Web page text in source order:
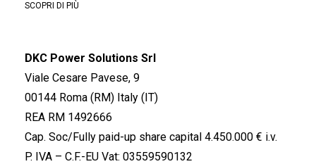
SCOPRI DI PIÙ
DKC Power Solutions Srl
Viale Cesare Pavese, 9
00144 Roma (RM) Italy (IT)
REA RM 1492666
Cap. Soc/Fully paid-up share capital 4.450.000 € i.v.
P. IVA – C.F.-EU Vat: 03559590132